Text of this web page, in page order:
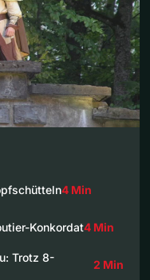
4 Min
Konkordat4 Min
Trotz 8-
2 Min